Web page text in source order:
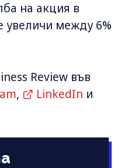
на акция в
увеличи между 6%
Review във
, LinkedIn и